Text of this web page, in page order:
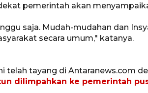
pemerintah akan
saja. Mudah-mudahan dan
secara umum," katanya.
telah tayang di Antaranews.com
dilimpahkan ke pemerintah